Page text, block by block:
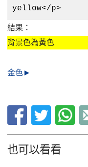
yellow</p>
結果：
背景色為黃色
金色►
也可以看看